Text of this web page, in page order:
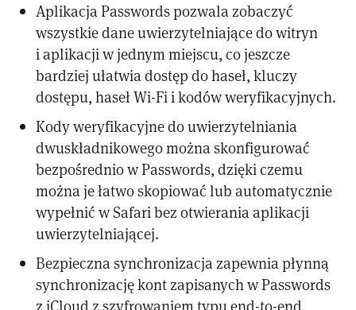
Aplikacja Passwords pozwala zobaczyć
wszystkie dane uwierzytelniające do witryn
i aplikacji w jednym miejscu, co jeszcze
bardziej ułatwia dostęp do haseł, kluczy
dostępu, haseł Wi-Fi i kodów weryfikacyjnych.
Kody weryfikacyjne do uwierzytelniania
dwuskładnikowego można skonfigurować
bezpośrednio w Passwords, dzięki czemu
można je łatwo skopiować lub automatycznie
wypełnić w Safari bez otwierania aplikacji
uwierzytelniającej.
Bezpieczna synchronizacja zapewnia płynną
synchronizację kont zapisanych w Passwords
z iCloud z szyfrowaniem typu end-to-end,